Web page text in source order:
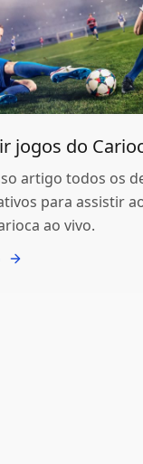
jogos do
artigo todos os
para assistir
ao vivo.